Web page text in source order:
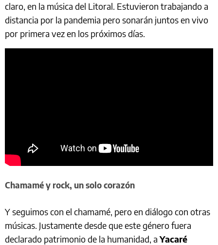
claro, en la música del Litoral. Estuvieron trabajando a
distancia por la pandemia pero sonarán juntos en vivo
por primera vez en los próximos días.
Chamamé y rock, un solo corazón
Y seguimos con el chamamé, pero en diálogo con otras
músicas. Justamente desde que este género fuera
declarado patrimonio de la humanidad, aYacaré